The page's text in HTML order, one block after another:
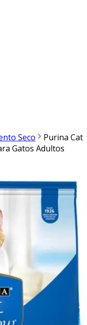
Seco
Purina Cat
Gatos Adultos